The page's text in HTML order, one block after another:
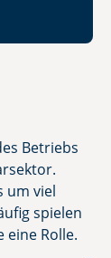
Betriebs
um viel
spielen
eine Rolle.